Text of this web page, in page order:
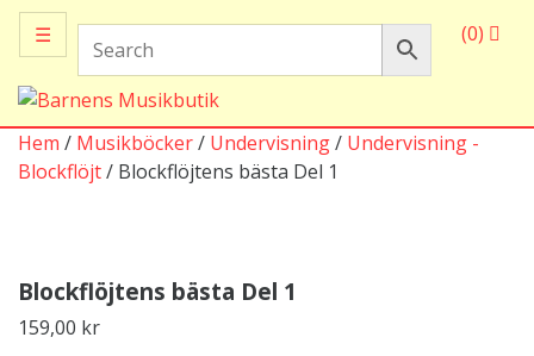
☰ (0)
Hem / Musikböcker/ Undervisning/ Undervisning -
Blockflöjt/ Blockflöjtens bästa Del 1
Blockflöjtens bästa Del 1
159,00 kr